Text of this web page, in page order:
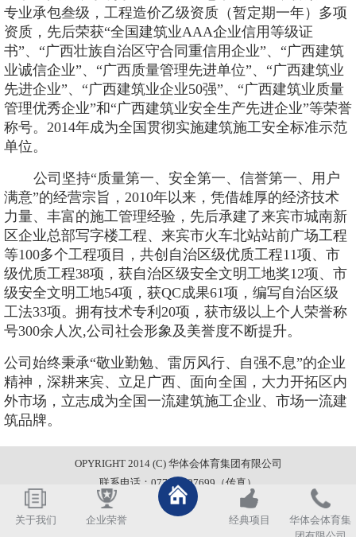
专业承包叁级，工程造价乙级资质（暂定期一年）多项
资质，先后荣获“全国建筑业AAA企业信用等级证
书”、“广西壮族自治区守合同重信用企业”、“广西建筑
业诚信企业”、“广西质量管理先进单位”、“广西建筑业
先进企业”、“广西建筑业企业50强”、“广西建筑业质量
管理优秀企业”和“广西建筑业安全生产先进企业”等荣誉
称号。2014年成为全国贯彻实施建筑施工安全标准示范
单位。
公司坚持“质量第一、安全第一、信誉第一、用户
满意”的经营宗旨，2010年以来，凭借雄厚的经济技术
力量、丰富的施工管理经验，先后承建了来宾市城南新
区企业总部写字楼工程、来宾市火车北站站前广场工程
等100多个工程项目，共创自治区级优质工程11项、市
级优质工程38项，获自治区级安全文明工地奖12项、市
级安全文明工地54项，获QC成果61项，编写自治区级
工法33项。拥有技术专利20项，获市级以上个人荣誉称
号300余人次,公司社会形象及美誉度不断提升。
公司始终秉承“敬业勤勉、雷厉风行、自强不息”的企业
精神，深耕来宾、立足广西、面向全国，大力开拓区内
外市场，立志成为全国一流建筑施工企业、市场一流建
筑品牌。
OPYRIGHT 2014 (C) 华体会体育集团有限公司
联系电话：0772-6697699（传真）
关于我们 企业荣誉 经典项目
华体会体育集